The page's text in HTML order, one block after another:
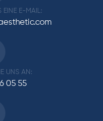
EINE E-MAIL:
UNS AN:
05 55